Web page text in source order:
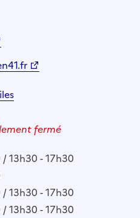
fermé
13h30 - 17h30
13h30 - 17h30
13h30 - 17h30